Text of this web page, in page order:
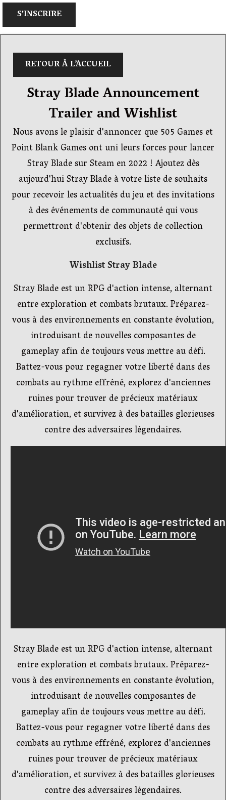
S'INSCRIRE
RETOUR À L’ACCUEIL
Stray Blade Announcement
Trailer and Wishlist
Nous avons le plaisir d'annoncer que 505 Games et
Point Blank Games ont uni leurs forces pour lancer
Stray Blade sur Steam en 2022 ! Ajoutez dès
aujourd'hui Stray Blade à votre liste de souhaits
pour recevoir les actualités du jeu et des invitations
à des événements de communauté qui vous
permettront d'obtenir des objets de collection
exclusifs.
Wishlist Stray Blade
Stray Blade est un RPG d'action intense, alternant
entre exploration et combats brutaux. Préparez-
vous à des environnements en constante évolution,
introduisant de nouvelles composantes de
gameplay afin de toujours vous mettre au défi.
Battez-vous pour regagner votre liberté dans des
combats au rythme effréné, explorez d'anciennes
ruines pour trouver de précieux matériaux
d'amélioration, et survivez à des batailles glorieuses
contre des adversaires légendaires.
Stray Blade est un RPG d'action intense, alternant
entre exploration et combats brutaux. Préparez-
vous à des environnements en constante évolution,
introduisant de nouvelles composantes de
gameplay afin de toujours vous mettre au défi.
Battez-vous pour regagner votre liberté dans des
combats au rythme effréné, explorez d'anciennes
ruines pour trouver de précieux matériaux
d'amélioration, et survivez à des batailles glorieuses
contre des adversaires légendaires.